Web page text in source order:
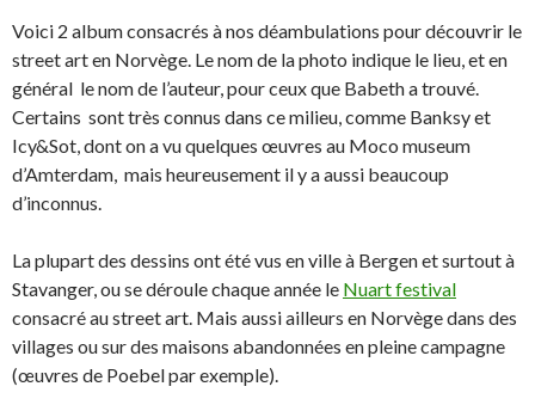
Voici 2 album consacrés à nos déambulations pour découvrir le
street art en Norvège. Le nom de la photo indique le lieu, et en
général le nom de l’auteur, pour ceux que Babeth a trouvé.
Certains sont très connus dans ce milieu, comme Banksy et
Icy&Sot, dont on a vu quelques œuvres au Moco museum
d’Amterdam, mais heureusement il y a aussi beaucoup
d’inconnus.
La plupart des dessins ont été vus en ville à Bergen et surtout à
Stavanger, ou se déroule chaque année le Nuart festival
consacré au street art. Mais aussi ailleurs en Norvège dans des
villages ou sur des maisons abandonnées en pleine campagne
(œuvres de Poebel par exemple).